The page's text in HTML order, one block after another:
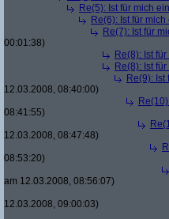
Re(5): Ist für mich
Re(6): Ist für
Re(7): Ist für
00:01:38)
Re(8): Ist
Re(8): Ist
Re(9):
12.03.2008, 08:40:00)
08:41:55)
12.03.2008, 08:47:48)
08:53:20)
am 12.03.2008, 08:56:07)
12.03.2008, 09:00:03)